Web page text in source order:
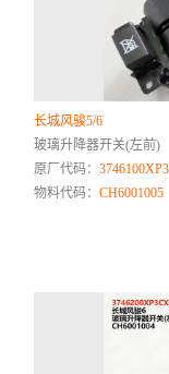
长城风骏5/6
玻璃升降器开关(左前)
原厂代码：
物料代码：CH6001005